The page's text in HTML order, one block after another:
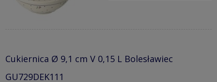
Cukiernica Ø 9,1 cm V 0,15 L Bolesławiec
GU729DEK111